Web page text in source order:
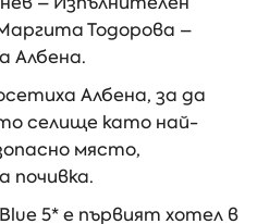
Тодорова –
Албена.
Албена, за да
селище като най-
място,
почивка.
5* e първият хотел в